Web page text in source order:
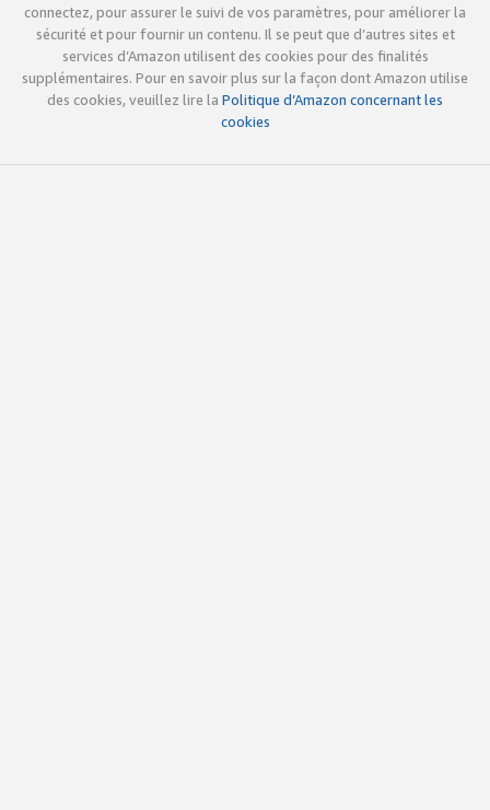
connectez, pour assurer le suivi de vos paramètres, pour améliorer la
sécurité et pour fournir un contenu. Il se peut que d’autres sites et
services d’Amazon utilisent des cookies pour des finalités
supplémentaires. Pour en savoir plus sur la façon dont Amazon utilise
des cookies, veuillez lire la Politique d’Amazon concernant les
cookies